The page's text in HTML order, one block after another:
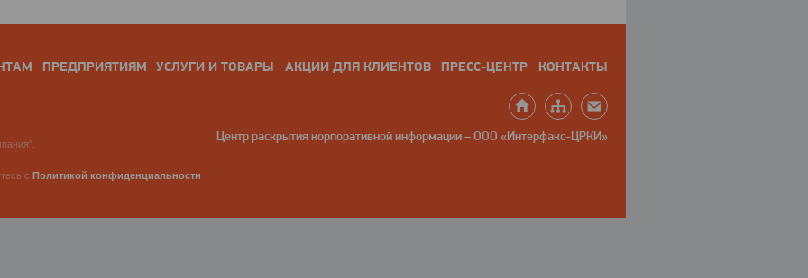
ПРЕДПРИЯТИЯМ УСЛУГИ И ТОВАРЫ АКЦИИ ДЛЯ КЛИЕНТОВ ПРЕСС-ЦЕНТР КОНТАКТЫ
Центр раскрытия корпоративной информации – ООО «Интерфакс-ЦРКИ»
с Политикой конфиденциальности